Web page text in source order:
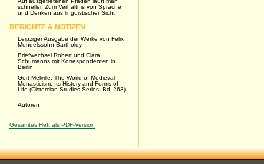
schneller. Zum Verhältnis von Sprache
und Denken aus linguistischer Sicht
BERICHTE & NOTIZEN
Leipziger Ausgabe der Werke von Felix
Mendelssohn Bartholdy
Briefwechsel Robert und Clara
Schumanns mit Korrespondenten in
Berlin
Gert Melville, The World of Medieval
Monasticism. Its History and Forms of
Life (Cistercian Studies Series, Bd. 263)
Autoren
Gesamtes Heft als PDF-Version